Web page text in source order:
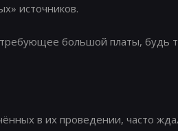
источников.
большой платы, будь
в их проведении, часто